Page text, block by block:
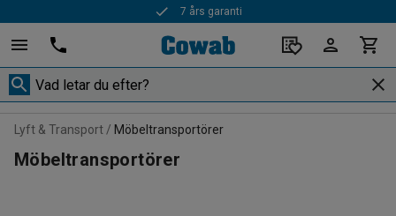
Snabba leveranser
Lyft & Transport Möbeltransportörer
Möbeltransportörer